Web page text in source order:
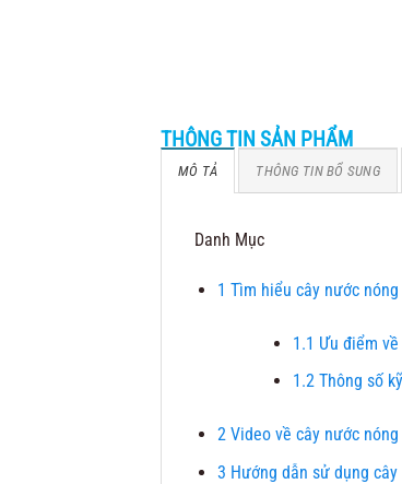
THÔNG TIN SẢN PHẨM
MÔ TẢ THÔNG TIN BỔ SUNG
Danh Mục
1 Tìm hiểu cây nước
1.1 Ưu điểm
1.2Thông số
2Video về cây nước
3 Hướng dẫn sử dụng